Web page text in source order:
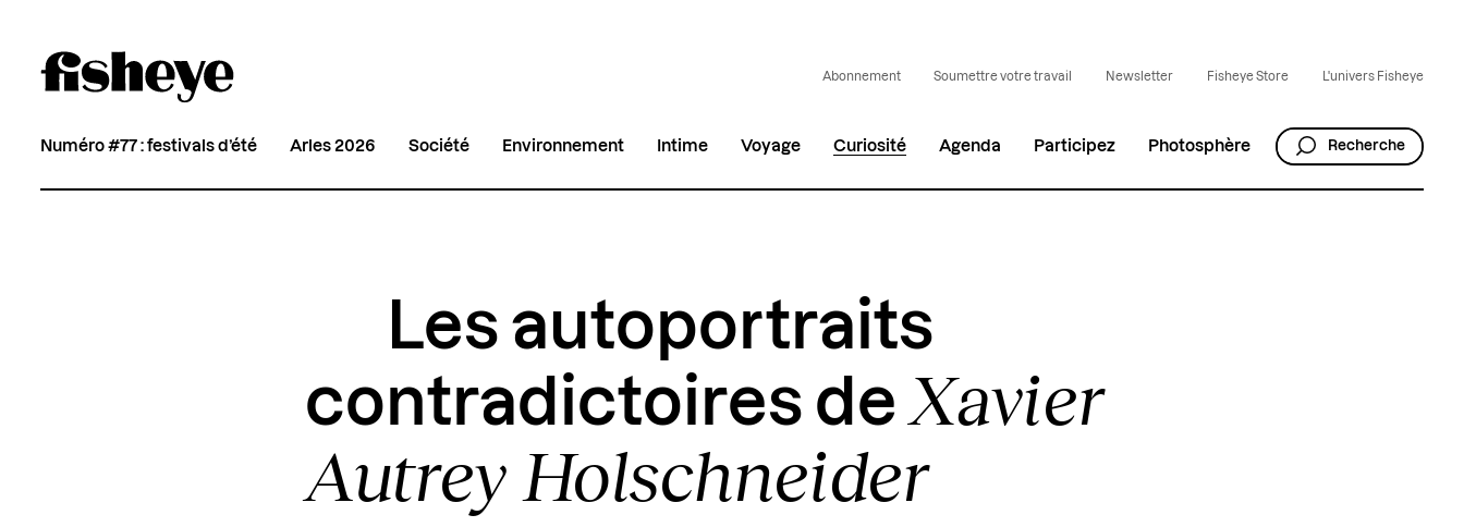
Abonnement Soumettre votre travail Newsletter Fisheye Store L'univers Fisheye
Numéro #77 : festivals d’été Arles 2026 Société Environnement Intime Voyage Curiosité Agenda Participez Photosphère Recherche
Les autoportraits
contradictoires de Xavier
Autrey Holschneider